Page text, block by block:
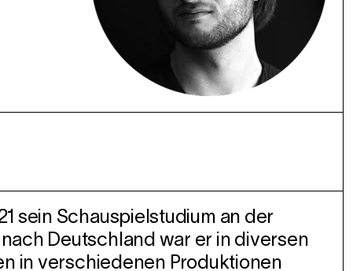
sein Schauspielstudium an der
Deutschland war er in diversen
in verschiedenen Produktionen